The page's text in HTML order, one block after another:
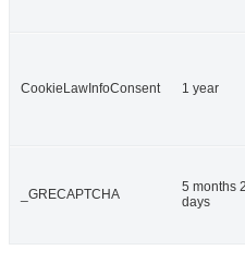
CookieLawInfoConsent 1 year
_GRECAPTCHA
5 months
days